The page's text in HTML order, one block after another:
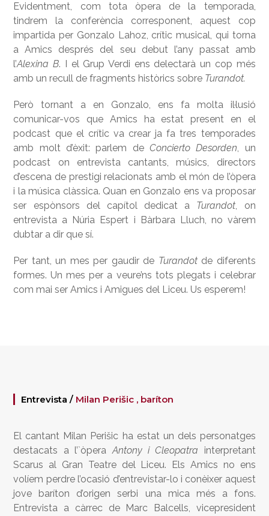
Evidentment, com tota òpera de la temporada,
tindrem la conferència corresponent, aquest cop
impartida per Gonzalo Lahoz, crític musical, qui torna
a Amics després del seu debut l’any passat amb
l’Alexina B. I el Grup Verdi ens delectarà un cop més
amb un recull de fragments històrics sobre Turandot.
Però tornant a en Gonzalo, ens fa molta il·lusió
comunicar-vos que Amics ha estat present en el
podcast que el crític va crear ja fa tres temporades
amb molt d’èxit: parlem de Concierto Desorden, un
podcast on entrevista cantants, músics, directors
d’escena de prestigi relacionats amb el món de l’òpera
i la música clàssica. Quan en Gonzalo ens va proposar
ser espònsors del capítol dedicat a Turandot, on
entrevista a Núria Espert i Bàrbara Lluch, no vàrem
dubtar a dir que sí.
Per tant, un mes per gaudir de Turandotde diferents
formes. Un mes per a veure’ns tots plegats i celebrar
com mai ser Amics i Amigues del Liceu. Us esperem!
Entrevista / Milan Perišic , baríton
El cantant Milan Perišic ha estat un dels personatges
destacats a l’`òperaAntony i Cleopatra interpretant
Scarus al Gran Teatre del Liceu. Els Amics no ens
volíem perdre l’ocasió d’entrevistar-lo i conèixer aquest
jove baríton d’origen serbi una mica més a fons.
Entrevista a càrrec de Marc Balcells, vicepresident